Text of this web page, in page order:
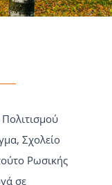
Σχολείο
Ρωσικής
σε